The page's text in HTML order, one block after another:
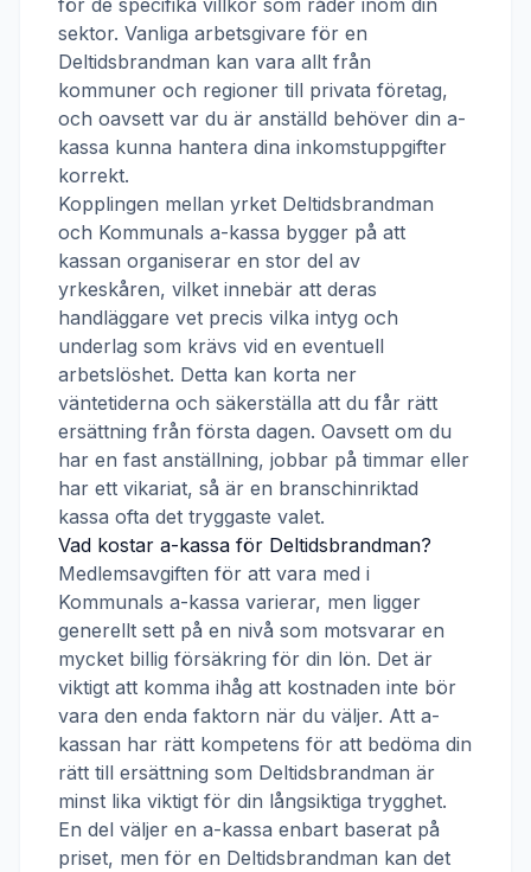
för de specifika villkor som råder inom din
sektor. Vanliga arbetsgivare för en
Deltidsbrandman kan vara allt från
kommuner och regioner till privata företag,
och oavsett var du är anställd behöver din a-
kassa kunna hantera dina inkomstuppgifter
korrekt.
Kopplingen mellan yrket Deltidsbrandman
och Kommunals a-kassa bygger på att
kassan organiserar en stor del av
yrkeskåren, vilket innebär att deras
handläggare vet precis vilka intyg och
underlag som krävs vid en eventuell
arbetslöshet. Detta kan korta ner
väntetiderna och säkerställa att du får rätt
ersättning från första dagen. Oavsett om du
har en fast anställning, jobbar på timmar eller
har ett vikariat, så är en branschinriktad
kassa ofta det tryggaste valet.
Vad kostar a-kassa för Deltidsbrandman?
Medlemsavgiften för att vara med i
Kommunals a-kassa varierar, men ligger
generellt sett på en nivå som motsvarar en
mycket billig försäkring för din lön. Det är
viktigt att komma ihåg att kostnaden inte bör
vara den enda faktorn när du väljer. Att a-
kassan har rätt kompetens för att bedöma din
rätt till ersättning som Deltidsbrandman är
minst lika viktigt för din långsiktiga trygghet.
En del väljer en a-kassa enbart baserat på
priset, men för en Deltidsbrandman kan det